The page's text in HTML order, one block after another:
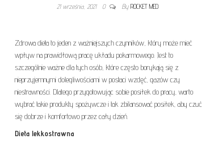
21 września, 2021 0 By ROCKET MED
Zdrowa dieta to jeden z ważniejszych czynników, który może mieć
wpływ na prawidłową pracę układu pokarmowego. Jest to
szczególnie ważne dla tych osób, które często borykają się z
nieprzyjemnymi dolegliwościami w postaci wzdęć, gazów czy
niestrawności. Dlatego przygotowując sobie posiłek do pracy, warto
wybrać takie produkty spożywcze i tak zbilansować posiłek, aby czuć
się dobrze i komfortowo przez cały dzień.
Dieta lekkostrawna